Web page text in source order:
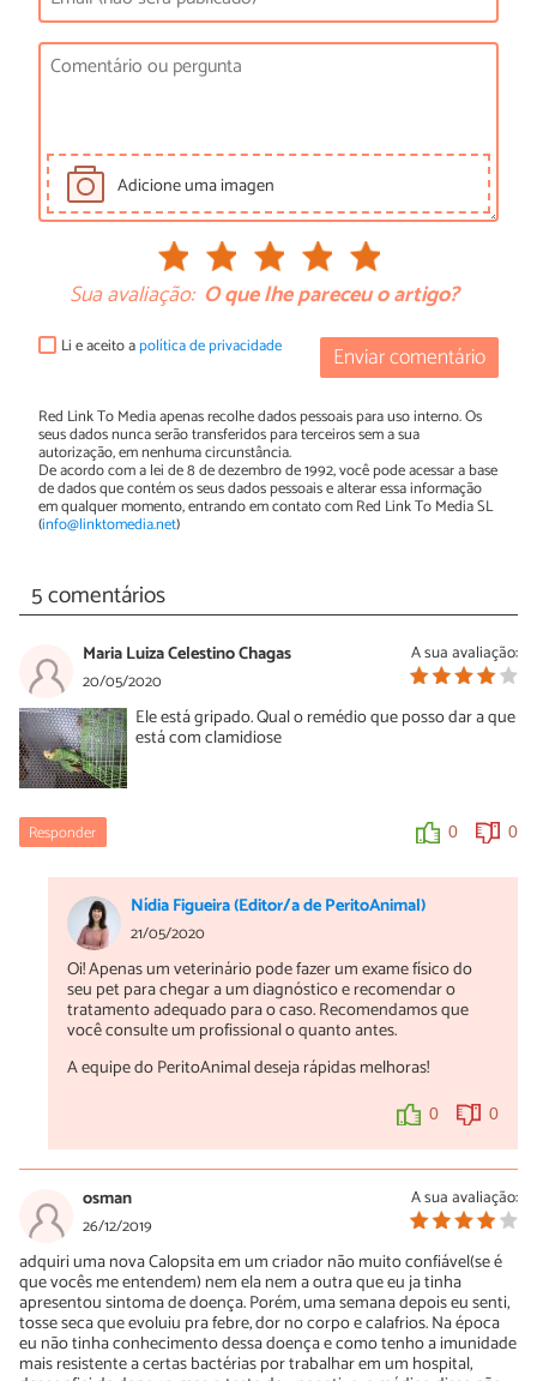
Adicione uma imagen
Sua avaliação: O que lhe pareceu o artigo?
Enviar comentário
Li e aceito apolítica de privacidade
Red Link To Media apenas recolhe dados pessoais para uso interno. Os
seus dados nunca serão transferidos para terceiros sem a sua
autorização, em nenhuma circunstância.
De acordo com a lei de 8 de dezembro de 1992, você pode acessar a base
de dados que contém os seus dados pessoais e alterar essa informação
em qualquer momento, entrando em contato com Red Link To Media SL
(info@linktomedia.net)
5 comentários
A sua avaliação:
Maria Luiza Celestino Chagas
20/05/2020
Ele está gripado. Qual o remédio que posso dar a que
está com clamidiose
Responder 0 0
Nídia Figueira (Editor/a de PeritoAnimal)
21/05/2020
Oi! Apenas um veterinário pode fazer um exame físico do
seu pet para chegar a um diagnóstico e recomendar o
tratamento adequado para o caso. Recomendamos que
você consulte um profissional o quanto antes.
A equipe do PeritoAnimal deseja rápidas melhoras!
0 0
A sua avaliação:
osman
26/12/2019
adquiri uma nova Calopsita em um criador não muito confiável(se é
que vocês me entendem) nem ela nem a outra que eu ja tinha
apresentou sintoma de doença. Porém, uma semana depois eu senti,
tosse seca que evoluiu pra febre, dor no corpo e calafrios. Na época
eu não tinha conhecimento dessa doença e como tenho a imunidade
mais resistente a certas bactérias por trabalhar em um hospital,